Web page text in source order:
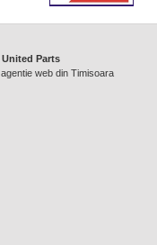
United Parts
agentie web din Timisoara